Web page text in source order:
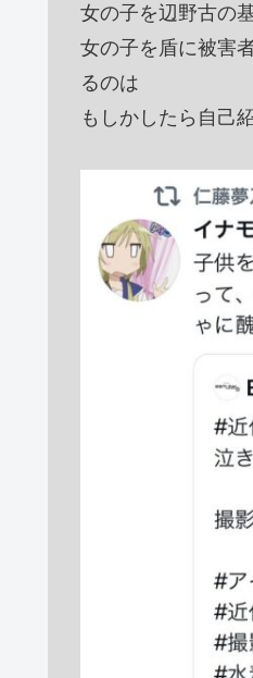
女の子を辺野古の
女の子を盾に被害
るのは
もしかしたら自己